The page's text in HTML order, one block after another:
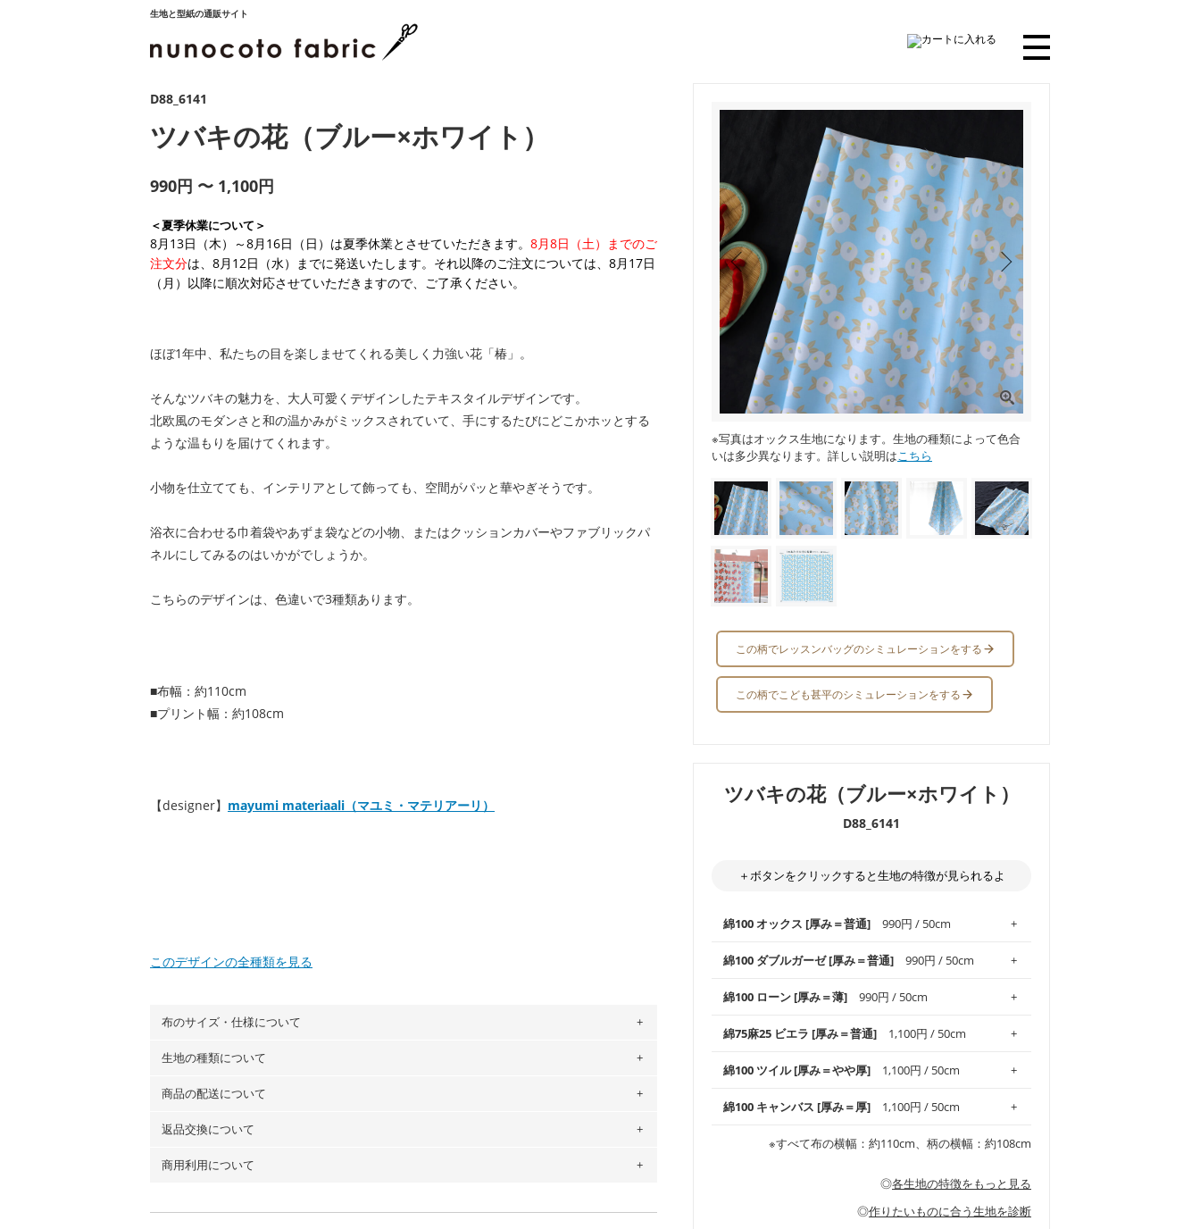
生地と型紙の通販サイト
※写真はオックス生地になります。生地の種類によって色合
いは多少異なります。詳しい説明はこちら
この柄でレッスンバッグのシミュレーションをする
この柄でこども甚平のシミュレーションをする
ツバキの花（ブルー×ホワイト）
D88_6141
＋ボタンをクリックすると生地の特徴が見られるよ
綿100 オックス [厚み＝普通] 990円 / 50cm
使いやすさNo.1！しなやかさと適度な張りを併せ持ち、
通気性の高さがオックス生地の特徴です。当サイトのオ
縫いやすいため、布小物全般にお使いいただけます。
※レッスンバッグ、上履き袋などの通園通学グッズには
などの布小物
・布団カバーなどの寝具、カーテン
・スカート、甚平などの子ども服
綿100 ダブルガーゼ [厚み＝普通] 990円 / 50cm
柔らかくふんわりとした肌触りが特徴です。ベビー用品
やハンカチなど直接肌に触れるアイテムに最適です。高
シーズンで活躍してくれます。
・スタイ、おくるみなどのベビーグッズ
・ブラウス、チュニック、ワンピースなどの洋服
綿100 ローン [厚み＝薄] 990円 / 50cm
上質で薄手の平織りの生地です。軽やかさとなめらかな
手触りの良さが魅力。透け感があるので、涼しげなトッ
・ブラウス、シャツ、チュニックなどのトップス
綿75麻25 ビエラ [厚み＝普通] 1,100円 / 50cm
コットン75％リネン25％の当店のビエラ生地は、オック
ス生地よりもふんわりとした柔らかい質感と適度な落ち
綿100 ツイル [厚み＝やや厚] 1,100円 / 50cm
綾織りの生地です。しっかりとした張りと厚みがありな
がらも柔らかいのが特徴です。生地の厚みは中厚手で
・レッスンバッグ、上履き袋などの通園通学グッズ
綿100 キャンバス [厚み＝厚] 1,100円 / 50cm
夫で高い耐久性があります。トートバッグ・ポーチ・ペ
ンケースなどの布小物、インテリア用品に向いていま
※すべて布の横幅：約110cm、柄の横幅：約108cm
◎各生地の特徴をもっと見る
◎作りたいものに合う生地を診断
D88_6141
ツバキの花（ブルー×ホワイト）
990円 〜 1,100円
＜夏季休業について＞
8月13日（木）～8月16日（日）は夏季休業とさせていただきます。 8月8日（土）までのご
注文分は、8月12日（水）までに発送いたします。それ以降のご注文については、8月17日
（月）以降に順次対応させていただきますので、ご了承ください。
ほぼ1年中、私たちの目を楽しませてくれる美しく力強い花「椿」。
そんなツバキの魅力を、大人可愛くデザインしたテキスタイルデザインです。
北欧風のモダンさと和の温かみがミックスされていて、手にするたびにどこかホッとする
ような温もりを届けてくれます。
小物を仕立てても、インテリアとして飾っても、空間がパッと華やぎそうです。
浴衣に合わせる巾着袋やあずま袋などの小物、またはクッションカバーやファブリックパ
ネルにしてみるのはいかがでしょうか。
こちらのデザインは、色違いで3種類あります。
■布幅：約110cm
■プリント幅：約108cm
【designer】 mayumi materiaali（マユミ・マテリアーリ）
このデザインの全種類を見る
布のサイズ・仕様について
布の長さは50cm単位での販売になります。
生地の種類について
・現在、すべてのデザインのプリントに使用している生地は６種類です。素材は
ーン）・コットンリネン（ビエラ織）・100％コットン（ツイル）・100％コットン
（キャンバス・11号帆布）です。
◎ 各生地の詳細を見る
商品の配送について
・ネコポスでの配送は、布は2mまで型紙は2個までとなります（一部例外有り）それ
ります。
※万が一、検品時に不備が見つかった場合は、4～5営業日後の発送となる場合がござ
返品交換について
・布はご注文後に注文数量のみをプリントするため、
購入後の返品および交換は承る
ていた色味と違う、などの理由での返品は承れません。予めご了承ください。
商用利用について